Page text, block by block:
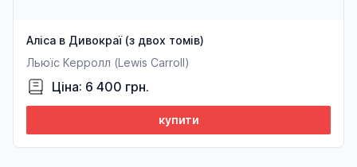
Аліса в Дивокраї (з двох томів)
Льюїс Керролл (Lewis Carroll)
Ціна: 6 400 грн.
купити